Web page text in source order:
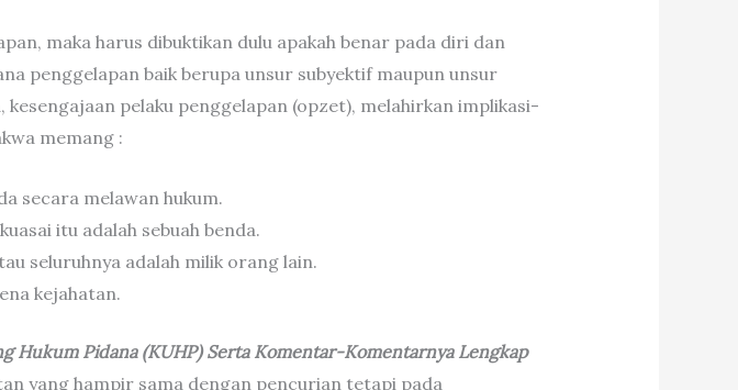
maka harus dibuktikan dulu apakah benar pada diri dan
penggelapan baik berupa unsur subyektif maupun unsur
pelaku penggelapan (opzet), melahirkan implikasi-
memang :
secara melawan hukum.
itu adalah sebuah benda.
seluruhnya adalah milik orang lain.
kejahatan.
Hukum Pidana (KUHP) Serta Komentar-Komentarnya Lengkap
yang hampir sama dengan pencurian tetapi pada